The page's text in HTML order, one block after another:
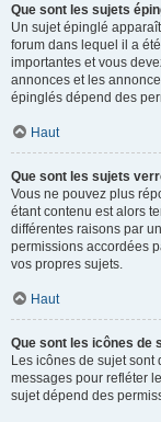
Que sont les sujets
Un sujet épinglé
forum dans lequel il a
importantes et vous
annonces et les
épinglés dépend des
Haut
Que sont les sujets
Vous ne pouvez plus
étant contenu est alors
différentes raisons par
permissions accordées
vos propres sujets.
Haut
Que sont les icônes de
Les icônes de sujet
messages pour refléter
sujet dépend des